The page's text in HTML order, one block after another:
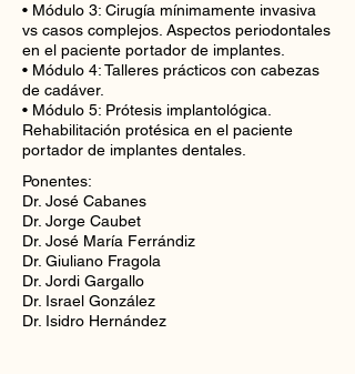
• Módulo 3: Cirugía mínimamente invasiva
vs casos complejos. Aspectos periodontales
en el paciente portador de implantes.
• Módulo 4: Talleres prácticos con cabezas
de cadáver.
• Módulo 5: Prótesis implantológica.
Rehabilitación protésica en el paciente
portador de implantes dentales.
Ponentes:
Dr. José Cabanes
Dr. Jorge Caubet
Dr. José María Ferrándiz
Dr. Giuliano Fragola
Dr. Jordi Gargallo
Dr. Israel González
Dr. Isidro Hernández